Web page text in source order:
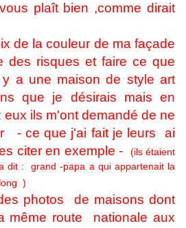
plaît bien ,comme dirait
de la couleur de ma façade
des risques et faire ce que
a une maison de style art
que je désirais mais en
ils m'ont demandé de ne
- ce que j'ai fait je leurs ai
citer en exemple -
(ils étaient
: grand -papa a qui appartenait la
)
photos de maisons dont
même route nationale aux